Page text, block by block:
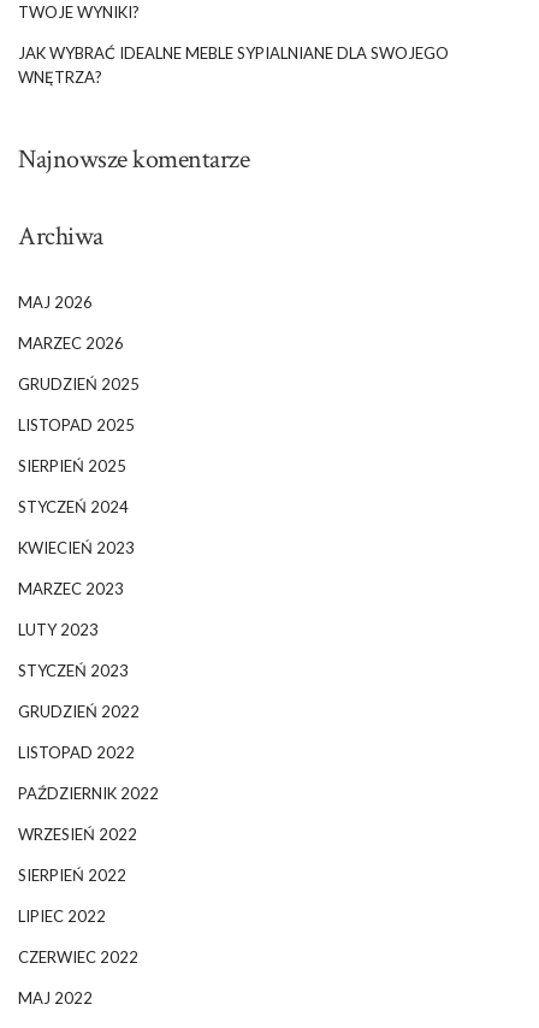
TWOJE WYNIKI?
JAK WYBRAĆ IDEALNE MEBLE SYPIALNIANE DLA SWOJEGO
WNĘTRZA?
Najnowsze komentarze
Archiwa
MAJ 2026
MARZEC 2026
GRUDZIEŃ 2025
LISTOPAD 2025
SIERPIEŃ 2025
STYCZEŃ 2024
KWIECIEŃ 2023
MARZEC 2023
LUTY 2023
STYCZEŃ 2023
GRUDZIEŃ 2022
LISTOPAD 2022
PAŹDZIERNIK 2022
WRZESIEŃ 2022
SIERPIEŃ 2022
LIPIEC 2022
CZERWIEC 2022
MAJ 2022